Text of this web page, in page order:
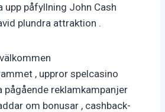
upp påfyllning John Cash
plundra attraktion .
, uppror spelcasino
pågående reklamkampanjer
om bonusar , cashback-